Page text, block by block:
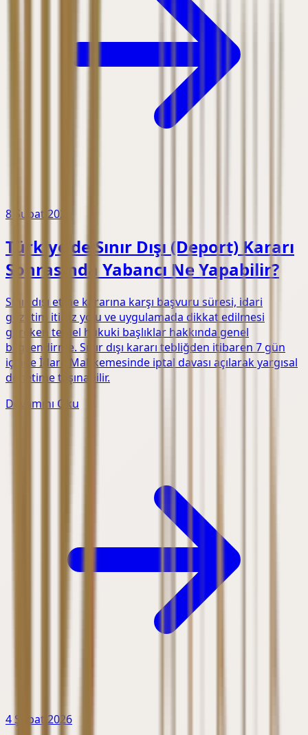
8 Şubat 2026
Türkiye'de Sınır Dışı (Deport) Kararı
Sonrasında Yabancı Ne Yapabilir?
Sınır dışı etme kararına karşı başvuru süresi, idari
gözetim itiraz yolu ve uygulamada dikkat edilmesi
gereken temel hukuki başlıklar hakkında genel
bilgilendirme. Sınır dışı kararı tebliğden itibaren 7 gün
içinde İdare Mahkemesinde iptal davası açılarak yargısal
denetime taşınabilir.
Devamını Oku
4 Şubat 2026